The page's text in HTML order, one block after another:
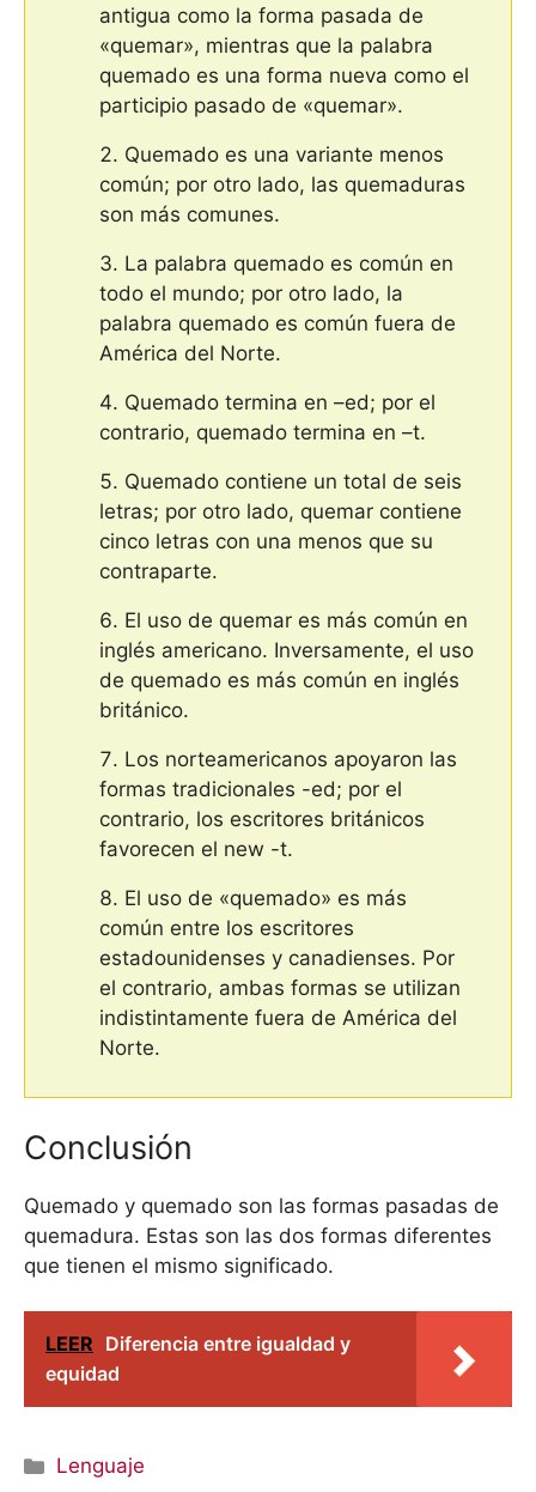
antigua como la forma pasada de
«quemar», mientras que la palabra
quemado es una forma nueva como el
participio pasado de «quemar».
Quemado es una variante menos
común; por otro lado, las quemaduras
son más comunes.
La palabra quemado es común en
todo el mundo; por otro lado, la
palabra quemado es común fuera de
América del Norte.
Quemado termina en –ed; por el
contrario, quemado termina en –t.
Quemado contiene un total de seis
letras; por otro lado, quemar contiene
cinco letras con una menos que su
contraparte.
El uso de quemar es más común en
inglés americano. Inversamente, el uso
de quemado es más común en inglés
británico.
Los norteamericanos apoyaron las
formas tradicionales -ed; por el
contrario, los escritores británicos
favorecen el new -t.
El uso de «quemado» es más
común entre los escritores
estadounidenses y canadienses. Por
el contrario, ambas formas se utilizan
indistintamente fuera de América del
Norte.
Conclusión
Quemado y quemado son las formas pasadas de
quemadura. Estas son las dos formas diferentes
que tienen el mismo significado.
LEER Diferencia entre igualdad y
equidad
Categorías
Lenguaje